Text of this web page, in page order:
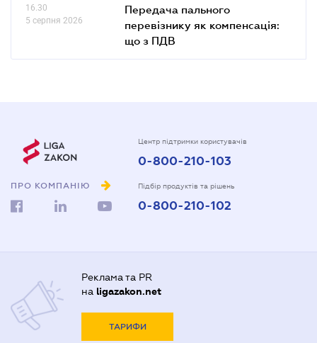
16.30
5 серпня 2026
Передача пального
перевізнику як компенсація:
що з ПДВ
ПРО КОМПАНІЮ
Центр підтримки користувачів
0-800-210-103
Підбір продуктів та рішень
0-800-210-102
Реклама та PR
на ligazakon.net
ТАРИФИ